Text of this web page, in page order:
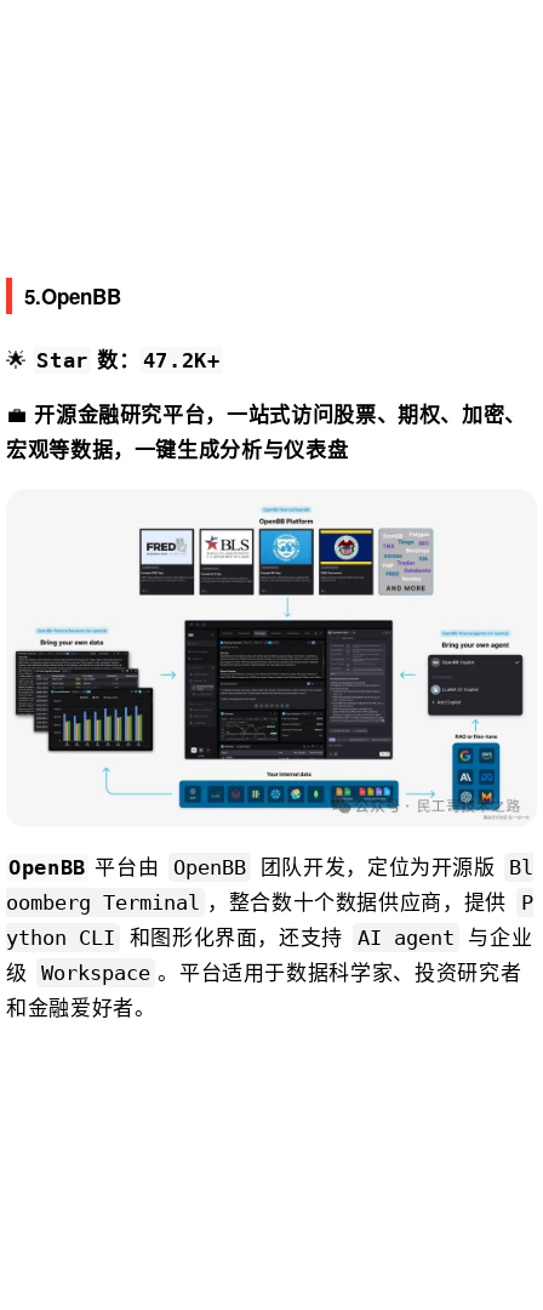
5.OpenBB
🌟 Star 数： 47.2K+
💼开源金融研究平台，一站式访问股票、期权、加密、
宏观等数据，一键生成分析与仪表盘
OpenBB 平台由 OpenBB 团队开发，定位为开源版
Bl
oomberg Terminal ，整合数十个数据供应商，提供
P
ython CLI
和图形化界面，还支持 AI agent
与企业
级
Workspace 。平台适用于数据科学家、投资研究者
和金融爱好者。